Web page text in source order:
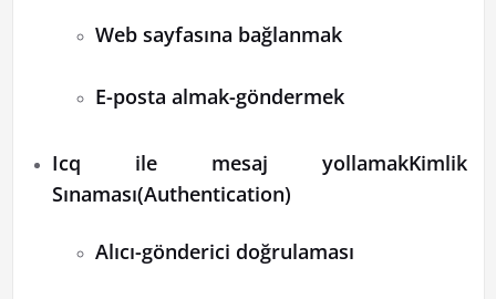
Web sayfasına bağlanmak
E-posta almak-göndermek
Icq ile mesaj yollamakKimlik
Sınaması(Authentication)
Alıcı-gönderici doğrulaması